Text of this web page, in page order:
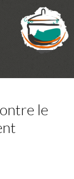
le